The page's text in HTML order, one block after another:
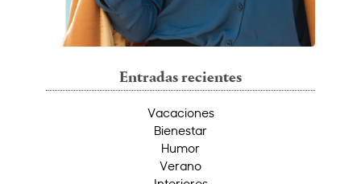
Entradas recientes
Vacaciones
Bienestar
Humor
Verano